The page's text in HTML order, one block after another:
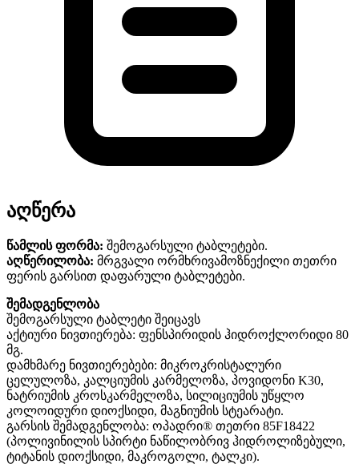
აღწერა
წამლის ფორმა: შემოგარსული ტაბლეტები.
აღწერილობა: მრგვალი ორმხრივამოზნექილი თეთრი
ფერის გარსით დაფარული ტაბლეტები.
შემადგენლობა
შემოგარსული ტაბლეტი შეიცავს
აქტიური ნივთიერება: ფენსპირიდის ჰიდროქლორიდი 80
მგ.
დამხმარე ნივთიერებები: მიკროკრისტალური
ცელულოზა, კალციუმის კარმელოზა, პოვიდონი K30,
ნატრიუმის კროსკარმელოზა, სილიციუმის უწყლო
კოლოიდური დიოქსიდი, მაგნიუმის სტეარატი.
გარსის შემადგენლობა: ოპადრი® თეთრი 85F18422
(პოლივინილის სპირტი ნაწილობრივ ჰიდროლიზებული,
ტიტანის დიოქსიდი, მაკროგოლი, ტალკი).